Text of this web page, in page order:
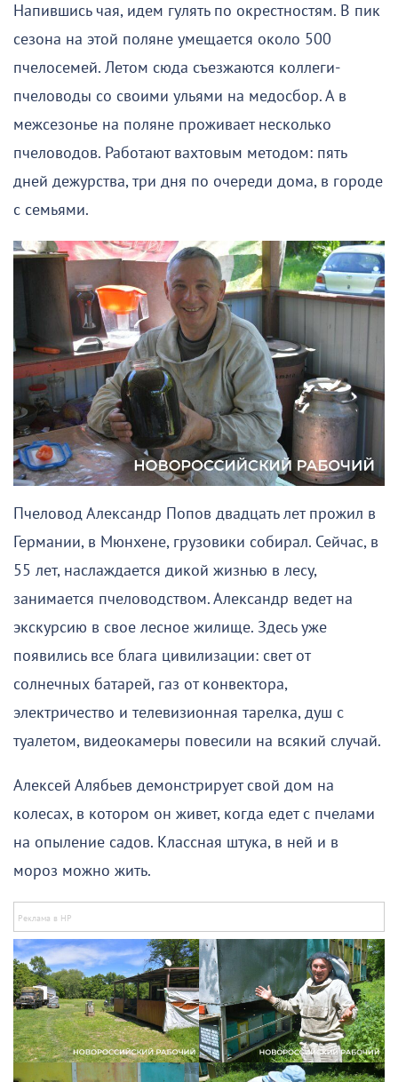
Напившись чая, идем гулять по окрестностям. В пик
сезона на этой поляне умещается около 500
пчелосемей. Летом сюда съезжаются коллеги-
пчеловоды со своими ульями на медосбор. А в
межсезонье на поляне проживает несколько
пчеловодов. Работают вахтовым методом: пять
дней дежурства, три дня по очереди дома, в городе
с семьями.
Пчеловод Александр Попов двадцать лет прожил в
Германии, в Мюнхене, грузовики собирал. Сейчас, в
55 лет, наслаждается дикой жизнью в лесу,
занимается пчеловодством. Александр ведет на
экскурсию в свое лесное жилище. Здесь уже
появились все блага цивилизации: свет от
солнечных батарей, газ от конвектора,
электричество и телевизионная тарелка, душ с
туалетом, видеокамеры повесили на всякий случай.
Алексей Алябьев демонстрирует свой дом на
колесах, в котором он живет, когда едет с пчелами
на опыление садов. Классная штука, в ней и в
мороз можно жить.